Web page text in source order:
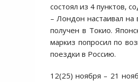
состоял из 4 пунктов,
– Лондон настаивал на
получен в Токио.
маркиз попросил по
поездки в Россию.
12(25) ноября – 21